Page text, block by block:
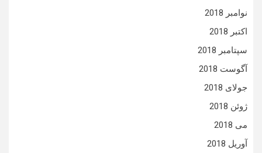
نوامبر 2018
اکتبر 2018
سپتامبر 2018
آگوست 2018
جولای 2018
ژوئن 2018
می 2018
آوریل 2018